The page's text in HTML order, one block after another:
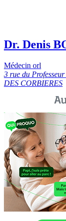
Dr. Denis
Médecin orl
3 rue du
DES CORBIERES